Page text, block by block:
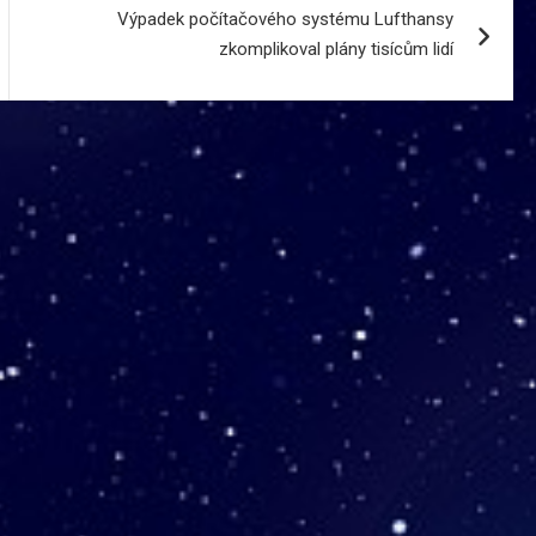
Výpadek počítačového systému Lufthansy
zkomplikoval plány tisícům lidí